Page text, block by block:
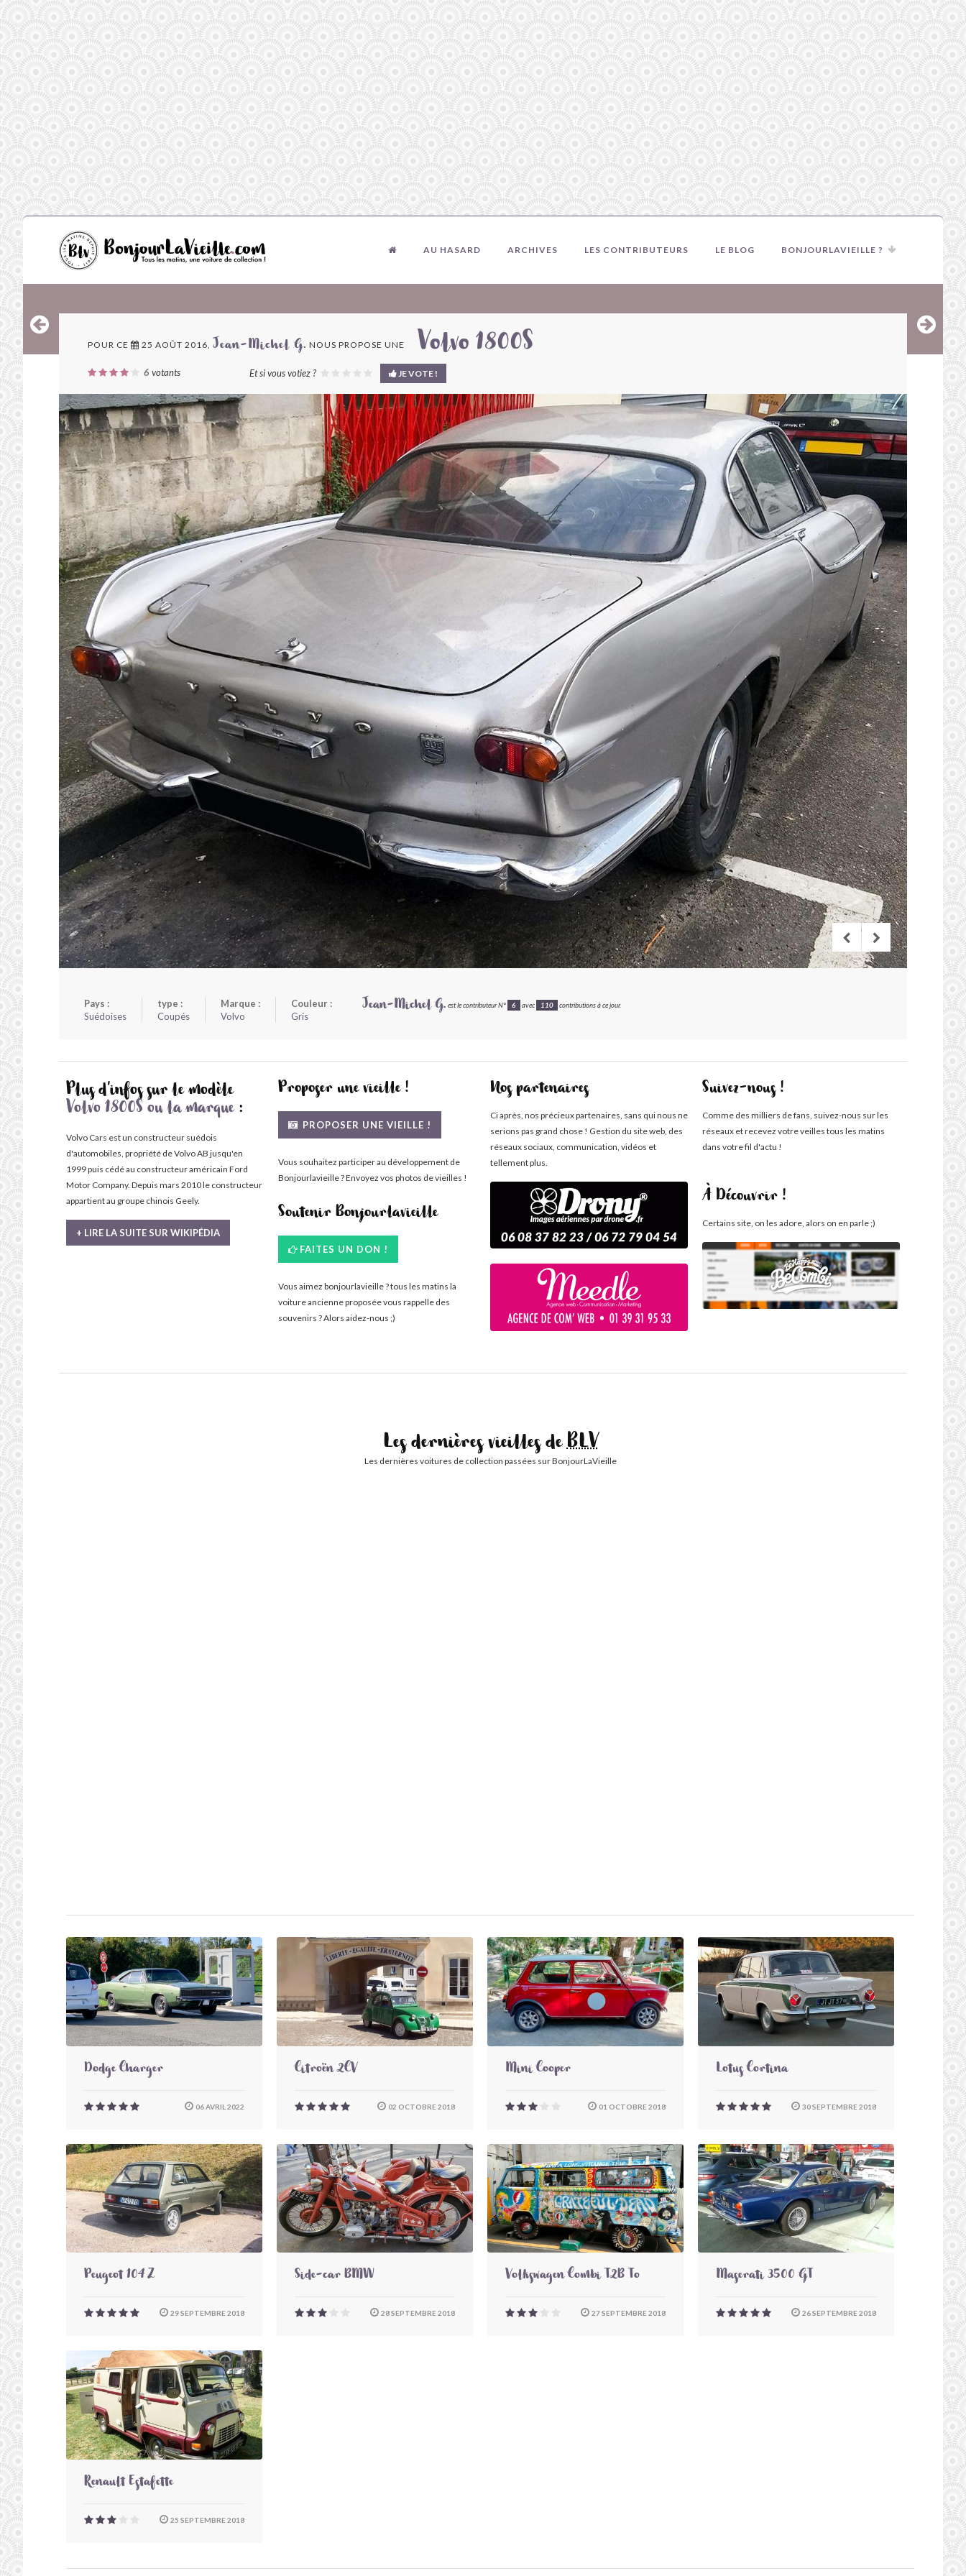
AU HASARD ARCHIVES LES CONTRIBUTEURS LE BLOG BONJOURLAVIEILLE ?
POUR CE 25 AOÛT 2016, Jean-Michel G. NOUS PROPOSE UNE Volvo 1800S
6 votants Et si vous votiez ? JE VOTE !
Pays :
Suédoises
type :
Coupés
Marque :
Volvo
Couleur :
Gris
Jean-Michel G. est le contributeur N° 6 avec 110 contributions à ce jour.
Plus d'infos sur le modèle
Volvo 1800S ou la marque:
Volvo Cars est un constructeur suédois
d'automobiles, propriété de Volvo AB jusqu'en
1999 puis cédé au constructeur américain Ford
Motor Company. Depuis mars 2010 le constructeur
appartient au groupe chinois Geely.
+ LIRE LA SUITE SUR WIKIPÉDIA
Proposer une vieille !
PROPOSER UNE VIEILLE !
Vous souhaitez participer au développement de
Bonjourlavieille ? Envoyez vos photos de vieilles !
Soutenir Bonjourlavieille
FAITES UN DON !
Vous aimez bonjourlavieille ? tous les matins la
voiture ancienne proposée vous rappelle des
souvenirs ? Alors aidez-nous ;)
Nos partenaires
Ci après, nos précieux partenaires, sans qui nous ne
serions pas grand chose ! Gestion du site web, des
réseaux sociaux, communication, vidéos et
tellement plus.
Suivez-nous !
Comme des milliers de fans, suivez-nous sur les
réseaux et recevez votre veilles tous les matins
dans votre fil d'actu !
À Découvrir !
Certains site, on les adore, alors on en parle ;)
Les dernières vieilles deBLV
Les dernières voitures de collection passées sur BonjourLaVieille
Dodge Charger
06 AVRIL 2022
Citroën 2CV
02 OCTOBRE 2018
Mini Cooper
01 OCTOBRE 2018
Lotus Cortina
30 SEPTEMBRE 2018
Peugeot 104 Z
29 SEPTEMBRE 2018
Side-car BMW
28 SEPTEMBRE 2018
Volkswagen Combi T2B To
27 SEPTEMBRE 2018
Maserati 3500 GT
26 SEPTEMBRE 2018
Renault Estafette
25 SEPTEMBRE 2018